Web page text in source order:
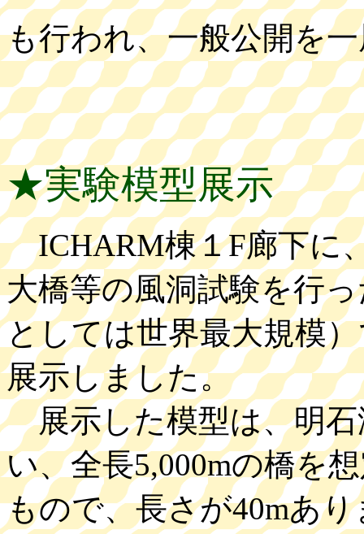
も行われ、一般公開を
★実験模型展示
ICHARM棟１F廊下に
大橋等の風洞試験を行
としては世界最大規模
展示しました。
展示した模型は、明石
い、全長5,000mの橋を
もので、長さが40mあ